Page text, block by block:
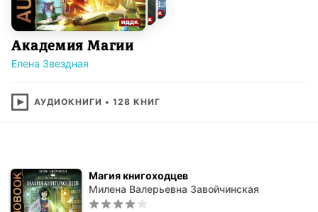
Академия Магии
Елена Звездная
АУДИОКНИГИ • 128 КНИГ
Магия книгоходцев
Милена Валерьевна Завойчинская